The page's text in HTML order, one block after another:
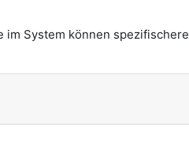
im System können spezifischere